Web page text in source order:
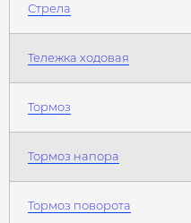
Стрела
Тележка ходовая
Тормоз
Тормоз напора
Тормоз поворота